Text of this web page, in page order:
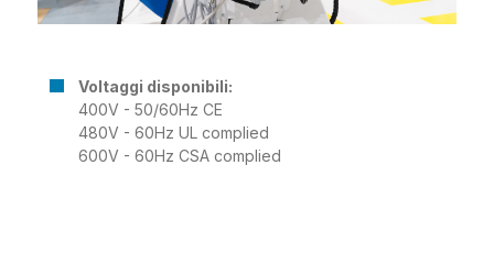
Voltaggi disponibili:
400V - 50/60Hz CE
480V - 60Hz UL complied
600V - 60Hz CSA complied